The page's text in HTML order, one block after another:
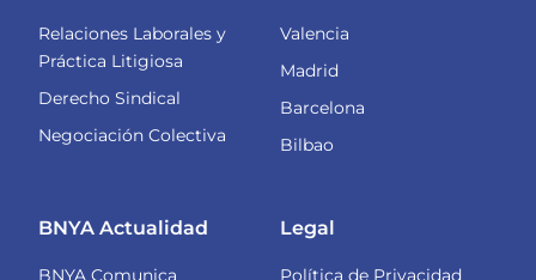
Relaciones Laborales y
Práctica Litigiosa
Derecho Sindical
Negociación Colectiva
Valencia
Madrid
Barcelona
Bilbao
BNYA Actualidad
BNYA Comunica
Legal
Política de Privacidad